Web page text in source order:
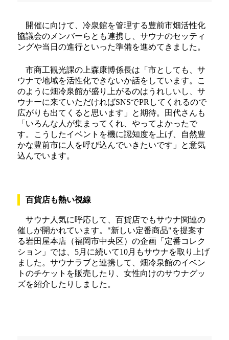
開催に向けて、冷泉館を管理する豊前市畑活性化
協議会のメンバーらとも連携し、サウナのセッティ
ングや当日の進行といった準備を進めてきました。
市商工観光課の上森康博係長は「市としても、サ
ウナで地域を活性化できないか話をしています。こ
のように畑冷泉館が盛り上がるのはうれしいし、サ
ウナーに来ていただければSNSでPRしてくれるので
広がりも出てくると思います」と期待。田代さんも
「いろんな人が集まってくれ、やってよかったで
す。こうしたイベントを機に認知度を上げ、自然豊
かな豊前市に人を呼び込んでいきたいです」と意気
込んでいます。
百貨店も熱い視線
サウナ人気に呼応して、百貨店でもサウナ関連の
催しが開かれています。"新しい定番商品"を提案す
る岩田屋本店（福岡市中央区）の企画「定番コレク
ション」では、5月に続いて10月もサウナを取り上げ
ました。サウナラブと連携して、畑冷泉館のイベン
トのチケットを販売したり、女性向けのサウナグッ
ズを紹介したりしました。